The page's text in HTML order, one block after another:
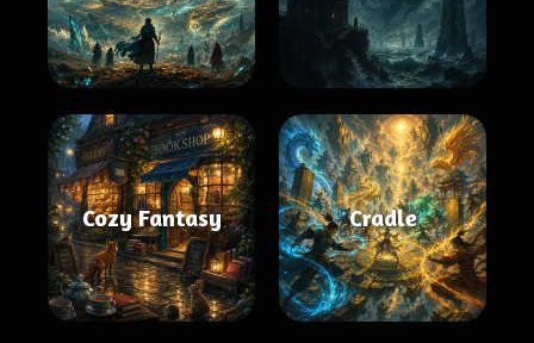
Cozy Fantasy Cradle